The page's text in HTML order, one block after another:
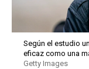
Según el estudio
eficaz como una
Getty Images